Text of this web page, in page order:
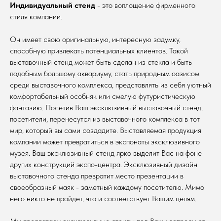
Индивидуальный стенд - это воплощение фирменного
стиля компании.
Он имеет свою оригинальную, интересную задумку,
способную привлекать потенциальных клиентов. Такой
выставочный стенд может быть сделан из стекла и быть
подобным большому аквариуму, стать природным оазисом
среди выставочного комплекса, представлять из себя уютный
комфортабельный особняк или смелую футуристическую
фантазию. Посетив Ваш эксклюзивный выставочный стенд,
посетители, перенесутся из выставочного комплекса в тот
мир, который вы сами создадите. Выставляемая продукция
компании может превратиться в экспонаты эксклюзивного
музея. Ваш эксклюзивный стенд ярко выделит Вас на фоне
других конструкций экспо-центра. Эксклюзивный дизайн
выставочного стенда превратит место презентации в
своеобразный маяк - заметный каждому посетителю. Мимо
него никто не пройдет, что и соответствует Вашим целям.